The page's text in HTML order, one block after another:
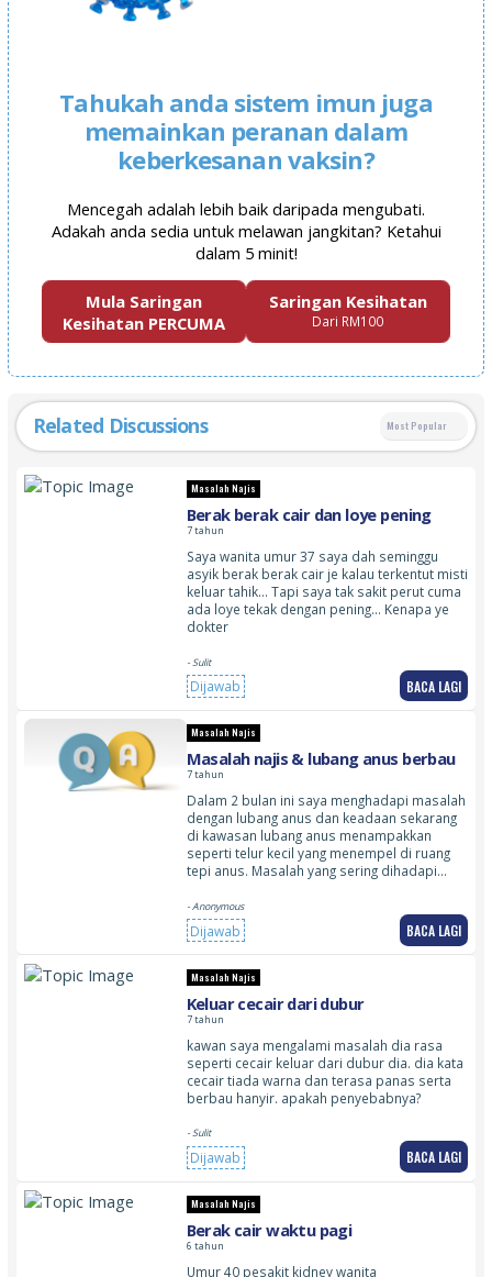
Tahukah anda sistem imun juga
memainkan peranan dalam
keberkesanan vaksin?
Mencegah adalah lebih baik daripada mengubati.
Adakah anda sedia untuk melawan jangkitan? Ketahui
dalam 5 minit!
Mula Saringan
Kesihatan PERCUMA
Saringan Kesihatan
Dari RM100
Related Discussions Most Popular
Masalah Najis
Berak berak cair dan loye pening
7 tahun
Saya wanita umur 37 saya dah seminggu
asyik berak berak cair je kalau terkentut misti
keluar tahik… Tapi saya tak sakit perut cuma
ada loye tekak dengan pening… Kenapa ye
dokter
- Sulit
Dijawab BACA LAGI
Masalah Najis
Masalah najis & lubang anus berbau
7 tahun
Dalam 2 bulan ini saya menghadapi masalah
dengan lubang anus dan keadaan sekarang
di kawasan lubang anus menampakkan
seperti telur kecil yang menempel di ruang
tepi anus. Masalah yang sering dihadapi…
- Anonymous
Dijawab BACA LAGI
Masalah Najis
Keluar cecair dari dubur
7 tahun
kawan saya mengalami masalah dia rasa
seperti cecair keluar dari dubur dia. dia kata
cecair tiada warna dan terasa panas serta
berbau hanyir. apakah penyebabnya?
- Sulit
Dijawab BACA LAGI
Masalah Najis
Berak cair waktu pagi
6 tahun
Umur 40 pesakit kidney wanita